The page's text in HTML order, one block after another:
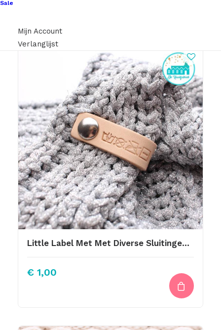
Sale
Mijn Account
Verlanglijst
Little Label Met Met Diverse Sluitingen Wasvoorschriften
€ 1,00